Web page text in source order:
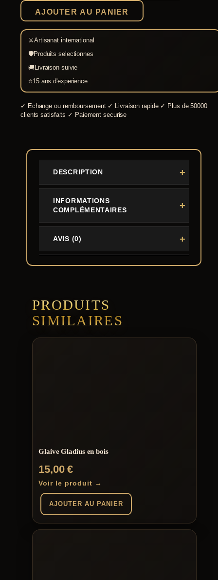
Celte
IIe
siècles
AJOUTER AU PANIER
⚔Artisanat international
🛡Produits selectionnes
🚚Livraison suivie
⭐15 ans d'experience
✓ Echange ou remboursement ✓ Livraison rapide ✓ Plus de 50000
clients satisfaits ✓ Paiement securise
DESCRIPTION
INFORMATIONS
COMPLÉMENTAIRES
AVIS (0)
PRODUITS
SIMILAIRES
Glaive Gladius en bois
15,00€
Voir le produit →
AJOUTER AU PANIER